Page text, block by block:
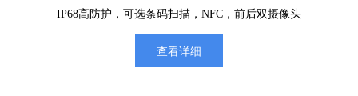
IP68高防护，可选条码扫描，NFC，前后双摄像头
查看详细